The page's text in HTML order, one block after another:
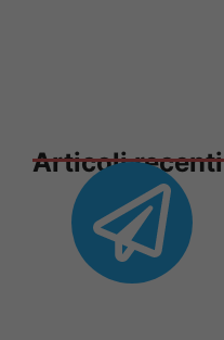
Articoli recenti